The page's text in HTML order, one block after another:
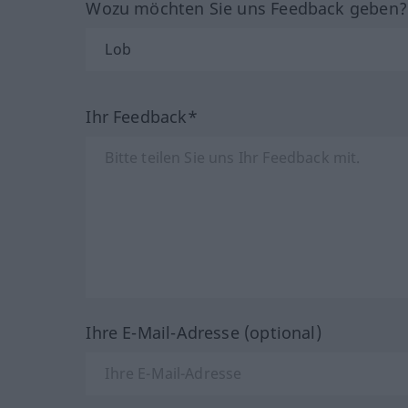
Wozu möchten Sie uns Feedback
Ihr Feedback*
Ihre E-Mail-Adresse (optional)